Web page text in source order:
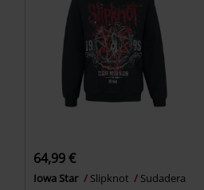
64,99 €
Iowa Star Slipknot
Sudadera